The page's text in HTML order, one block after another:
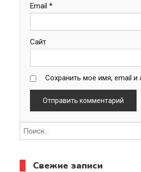
Email *
Сайт
Сохранить моё имя, email
Свежие записи